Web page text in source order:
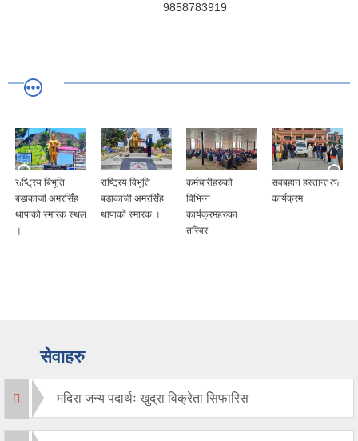
9858783919
राष्ट्रिय बिभूति
बडाकाजी अमरसिँह
थापाको स्मारक स्थल
राष्ट्रिय विभूति
बडाकाजी अमरसिँह
थापाको स्मारक ।
कर्मचारीहरुको
विभिन्न
कार्यक्रमहरुका
तस्विर
सवबहान हस्तान्तरण
कार्यक्रम
सेवाहरु
मदिरा जन्य पदार्थः खुद्रा विक्रेता सिफारिस